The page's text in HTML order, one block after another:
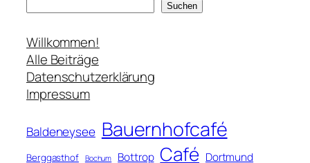
c
h
e
n
Suchen
Willkommen!
Alle Beiträge
Datenschutzerklärung
Impressum
Baldeneysee Bauernhofcafé
Berggasthof Bochum Bottrop Café Dortmund